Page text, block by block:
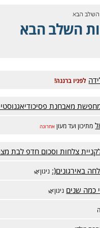
השלב הבא
השלב הבא
לפניו ברננה!
מאבחנת
מתיכון ועד מעון אחרונה
צלחות וסכום חדפ לבת
באירגונים(: ניגון🌿
כמה שנים ניגון🌿